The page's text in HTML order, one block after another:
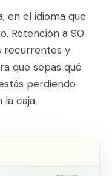
en el idioma que
Retención a 90
recurrentes y
que sepas qué
perdiendo
caja.